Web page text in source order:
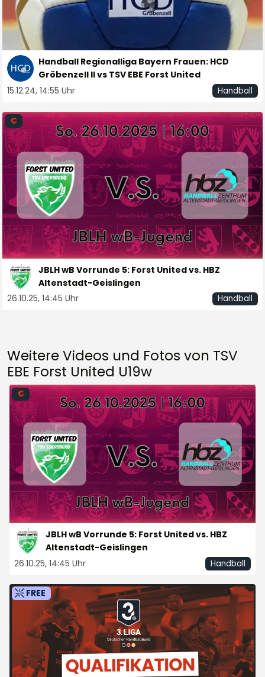
Handball Regionalliga Bayern Frauen: HCD
Gröbenzell II vs TSV EBE Forst United
15.12.24, 14:55 Uhr
Handball
€
JBLH wB Vorrunde 5: Forst United vs. HBZ
Altenstadt-Geislingen
26.10.25, 14:45 Uhr
Handball
Weitere Videos und Fotos von TSV
EBE Forst United U19w
€
JBLH wB Vorrunde 5: Forst United vs. HBZ
Altenstadt-Geislingen
26.10.25, 14:45 Uhr
Handball
FREE